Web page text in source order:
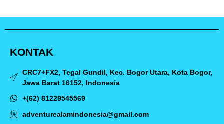
KONTAK
CRC7+FX2, Tegal Gundil, Kec. Bogor Utara, Kota Bogor,
Jawa Barat 16152, Indonesia
+(62) 81229545569
adventurealamindonesia@gmail.com